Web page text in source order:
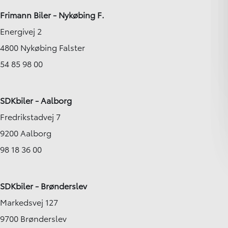
Frimann Biler - Nykøbing F.
Energivej 2
4800 Nykøbing Falster
54 85 98 00
SDKbiler - Aalborg
Fredrikstadvej 7
9200 Aalborg
98 18 36 00
SDKbiler - Brønderslev
Markedsvej 127
9700 Brønderslev